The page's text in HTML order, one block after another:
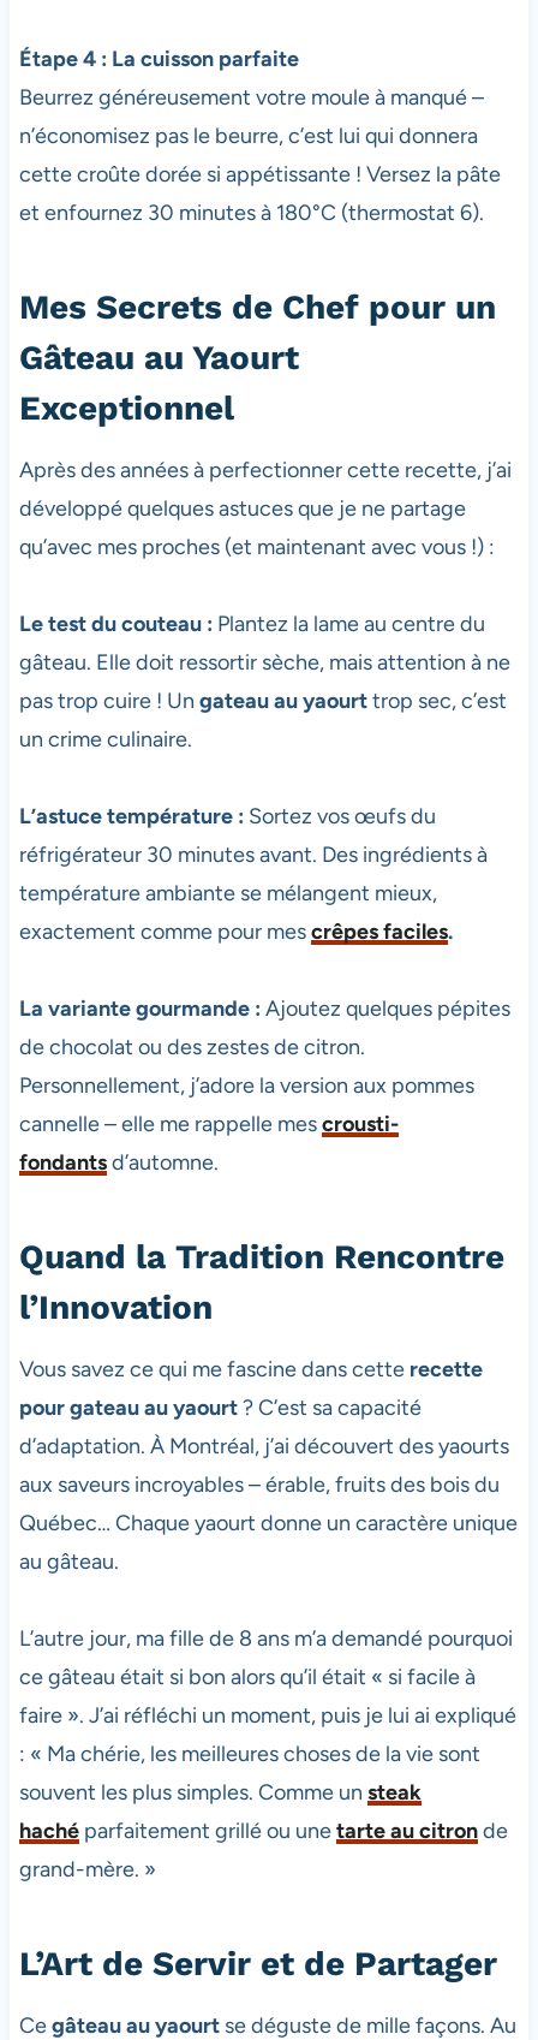
Étape 4 : La cuisson parfaite
Beurrez généreusement votre moule à manqué –
n’économisez pas le beurre, c’est lui qui donnera
cette croûte dorée si appétissante ! Versez la pâte
et enfournez 30 minutes à 180°C (thermostat 6).
Mes Secrets de Chef pour un
Gâteau au Yaourt
Exceptionnel
Après des années à perfectionner cette recette, j’ai
développé quelques astuces que je ne partage
qu’avec mes proches (et maintenant avec vous !) :
Le test du couteau : Plantez la lame au centre du
gâteau. Elle doit ressortir sèche, mais attention à ne
pas trop cuire ! Un gateau au yaourttrop sec, c’est
un crime culinaire.
L’astuce température : Sortez vos œufs du
réfrigérateur 30 minutes avant. Des ingrédients à
température ambiante se mélangent mieux,
exactement comme pour mescrêpes faciles.
La variante gourmande : Ajoutez quelques pépites
de chocolat ou des zestes de citron.
Personnellement, j’adore la version aux pommes
cannelle – elle me rappelle mescrousti-
fondantsd’automne.
Quand la Tradition Rencontre
l’Innovation
Vous savez ce qui me fascine dans cette recette
pour gateau au yaourt? C’est sa capacité
d’adaptation. À Montréal, j’ai découvert des yaourts
aux saveurs incroyables – érable, fruits des bois du
Québec… Chaque yaourt donne un caractère unique
au gâteau.
L’autre jour, ma fille de 8 ans m’a demandé pourquoi
ce gâteau était si bon alors qu’il était « si facile à
faire ». J’ai réfléchi un moment, puis je lui ai expliqué
: « Ma chérie, les meilleures choses de la vie sont
souvent les plus simples. Comme un steak
hachéparfaitement grillé ou unetarte au citronde
grand-mère. »
L’Art de Servir et de Partager
Cegâteau au yaourtse déguste de mille façons. Au